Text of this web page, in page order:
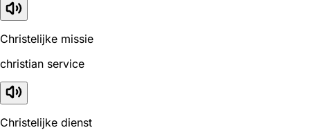
Christelijke missie
christian service
Christelijke dienst